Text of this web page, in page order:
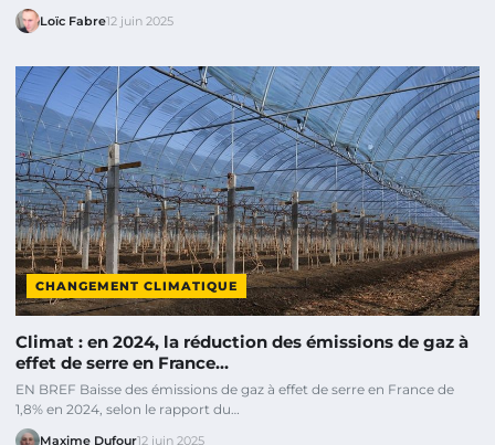
Loïc Fabre12 juin 2025
CHANGEMENT CLIMATIQUE
Climat : en 2024, la réduction des émissions de gaz à
effet de serre en France…
EN BREF Baisse des émissions de gaz à effet de serre en France de
1,8% en 2024, selon le rapport du…
Maxime Dufour12 juin 2025